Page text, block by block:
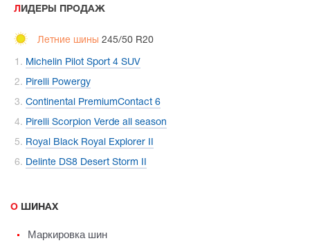
ЛИДЕРЫ ПРОДАЖ
Летние шины 245/50 R20
Michelin Pilot Sport 4 SUV
Pirelli Powergy
Continental PremiumContact 6
Pirelli Scorpion Verde all season
Royal Black Royal Explorer II
Delinte DS8 Desert Storm II
О ШИНАХ
Маркировка шин